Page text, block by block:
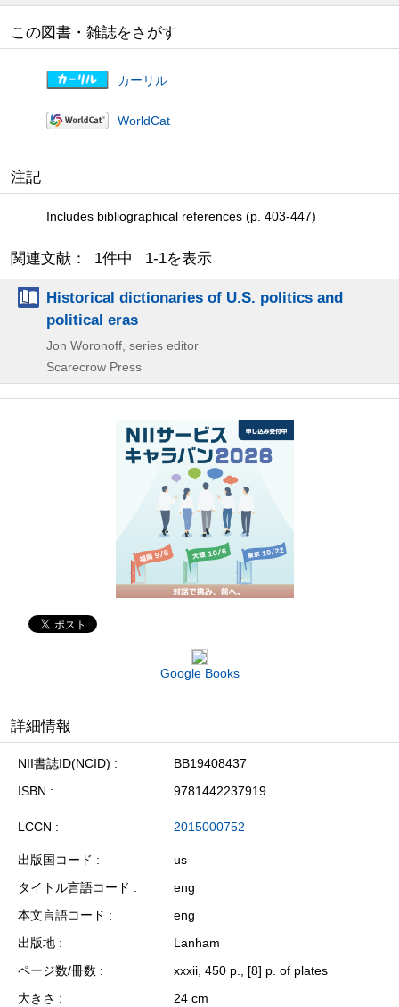
この図書・雑誌をさがす
カーリル
WorldCat
注記
Includes bibliographical references (p. 403-447)
関連文献： 1件中 1-1を表示
Historical dictionaries of U.S. politics and
political eras
Jon Woronoff, series editor
Scarecrow Press
Google Books
詳細情報
NII書誌ID(NCID)
BB19408437
ISBN
9781442237919
LCCN 2015000752
出版国コード
us
タイトル言語コード
eng
本文言語コード
eng
出版地
Lanham
ページ数/冊数
xxxii, 450 p., [8] p. of plates
大きさ
24 cm